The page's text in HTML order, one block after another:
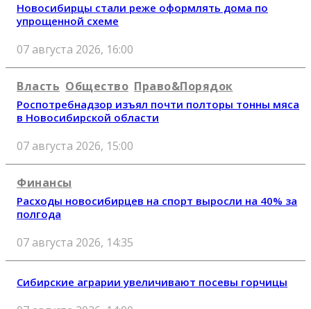
Новосибирцы стали реже оформлять дома по
упрощенной схеме
07 августа 2026, 16:00
Власть Общество Право&Порядок
Роспотребнадзор изъял почти полторы тонны мяса
в Новосибирской области
07 августа 2026, 15:00
Финансы
Расходы новосибирцев на спорт выросли на 40% за
полгода
07 августа 2026, 14:35
Сибирские аграрии увеличивают посевы горчицы